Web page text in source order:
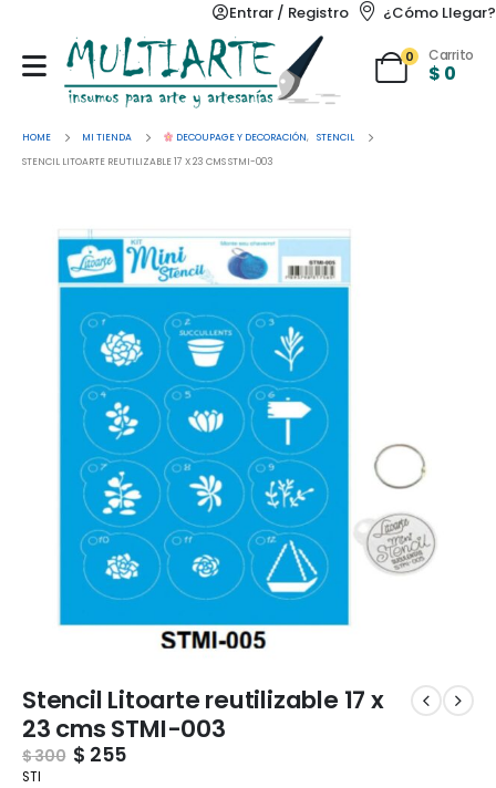
Entrar / Registro ¿Cómo Llegar?
0 Carrito
$ 0
HOME MI TIENDA DECOUPAGE Y DECORACIÓN, STENCIL
STENCIL LITOARTE REUTILIZABLE 17 X 23 CMS STMI-003
Stencil Litoarte reutilizable 17 x
23 cms STMI-003
$300 $ 255
STI